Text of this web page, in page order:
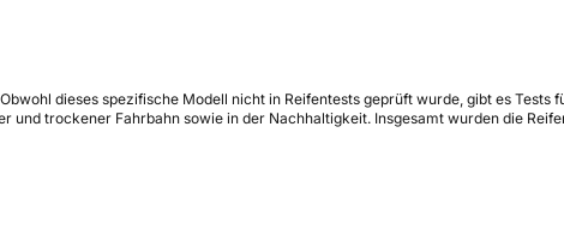
dieses spezifische Modell nicht in Reifentests geprüft wurde, gibt es
trockener Fahrbahn sowie in der Nachhaltigkeit. Insgesamt wurden die